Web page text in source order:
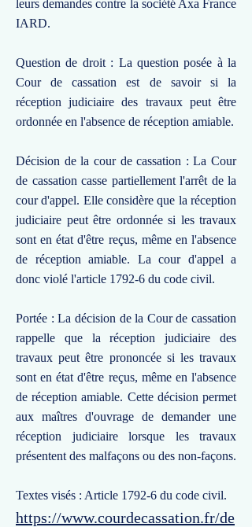
leurs demandes contre la société Axa France
IARD.
Question de droit : La question posée à la
Cour de cassation est de savoir si la
réception judiciaire des travaux peut être
ordonnée en l'absence de réception amiable.
Décision de la cour de cassation : La Cour
de cassation casse partiellement l'arrêt de la
cour d'appel. Elle considère que la réception
judiciaire peut être ordonnée si les travaux
sont en état d'être reçus, même en l'absence
de réception amiable. La cour d'appel a
donc violé l'article 1792-6 du code civil.
Portée : La décision de la Cour de cassation
rappelle que la réception judiciaire des
travaux peut être prononcée si les travaux
sont en état d'être reçus, même en l'absence
de réception amiable. Cette décision permet
aux maîtres d'ouvrage de demander une
réception judiciaire lorsque les travaux
présentent des malfaçons ou des non-façons.
Textes visés : Article 1792-6 du code civil.
https://www.courdecassation.fr/de